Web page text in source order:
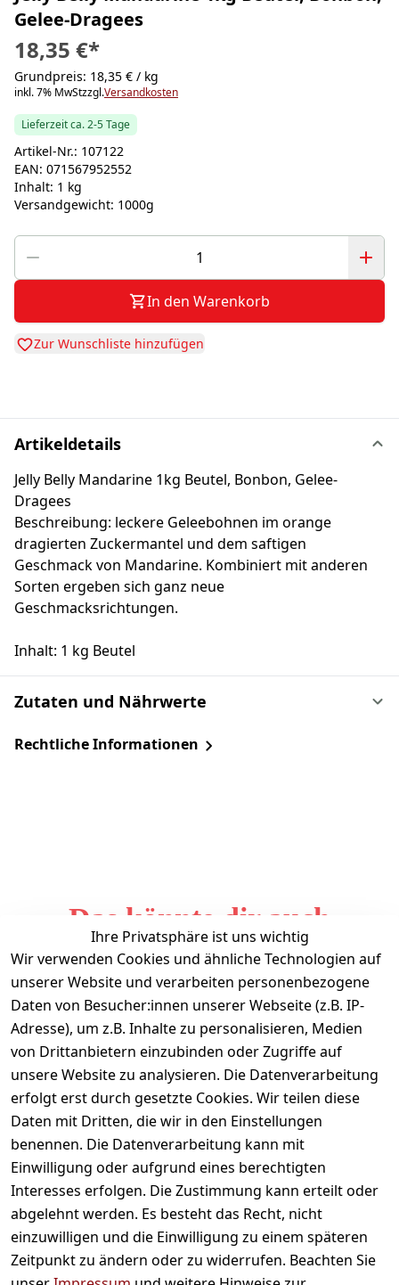
Gelee-Dragees
18,35 €*
Grundpreis: 18,35 € / kg
inkl. 7% MwStzzgl.Versandkosten
Lieferzeit ca. 2-5 Tage
Artikel-Nr.: 107122
EAN: 071567952552
Inhalt: 1 kg
Versandgewicht: 1000g
In den Warenkorb
Zur Wunschliste hinzufügen
Artikeldetails
Jelly Belly Mandarine 1kg Beutel, Bonbon, Gelee-
Dragees
Beschreibung: leckere Geleebohnen im orange
dragierten Zuckermantel und dem saftigen
Geschmack von Mandarine. Kombiniert mit anderen
Sorten ergeben sich ganz neue
Geschmacksrichtungen.
Inhalt: 1 kg Beutel
Zutaten und Nährwerte
Rechtliche Informationen
Das könnte dir auch
gefallen
Ihre Privatsphäre ist uns wichtig
Wir verwenden Cookies und ähnliche Technologien auf
unserer Website und verarbeiten personenbezogene
Daten von Besucher:innen unserer Webseite (z.B. IP-
Adresse), um z.B. Inhalte zu personalisieren, Medien
von Drittanbietern einzubinden oder Zugriffe auf
unsere Website zu analysieren. Die Datenverarbeitung
erfolgt erst durch gesetzte Cookies. Wir teilen diese
Daten mit Dritten, die wir in den Einstellungen
benennen. Die Datenverarbeitung kann mit
Einwilligung oder aufgrund eines berechtigten
Interesses erfolgen. Die Zustimmung kann erteilt oder
abgelehnt werden. Es besteht das Recht, nicht
einzuwilligen und die Einwilligung zu einem späteren
Zeitpunkt zu ändern oder zu widerrufen. Beachten Sie
Informationen
Mein Konto
Vertrag widerrufen